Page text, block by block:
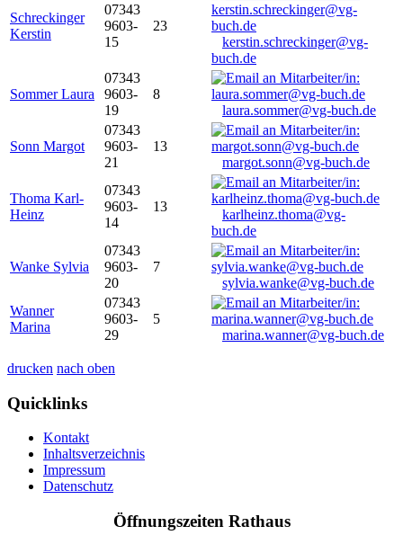
Schreckinger
Kerstin
07343
9603-
15
23
kerstin.schreckinger@vg-
buch.de
Sommer Laura
07343
9603-
19
8
laura.sommer@vg-buch.de
Sonn Margot
07343
9603-
21
13
margot.sonn@vg-buch.de
Thoma Karl-
Heinz
07343
9603-
14
13
karlheinz.thoma@vg-
buch.de
Wanke Sylvia
07343
9603-
20
7
sylvia.wanke@vg-buch.de
Wanner
Marina
07343
9603-
29
5
marina.wanner@vg-buch.de
drucken nach oben
Quicklinks
Kontakt
Inhaltsverzeichnis
Impressum
Datenschutz
Öffnungszeiten Rathaus